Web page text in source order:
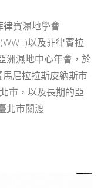
律賓濕地學會
以及菲律賓拉
洲濕地中心年會，於
尼拉拉斯皮納斯市
市，以及長期的亞
北市關渡